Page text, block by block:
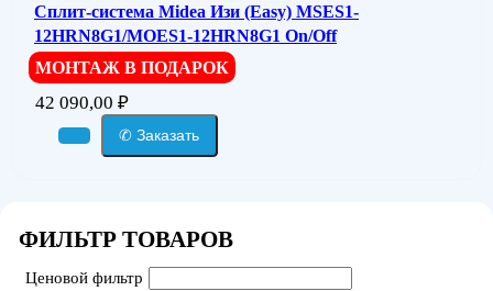
Сплит-система Midea Изи (Easy) MSES1-
12HRN8G1/MOES1-12HRN8G1 On/Off
МОНТАЖ В ПОДАРОК
42 090,00 ₽
✆ Заказать
ФИЛЬТР ТОВАРОВ
Ценовой фильтр